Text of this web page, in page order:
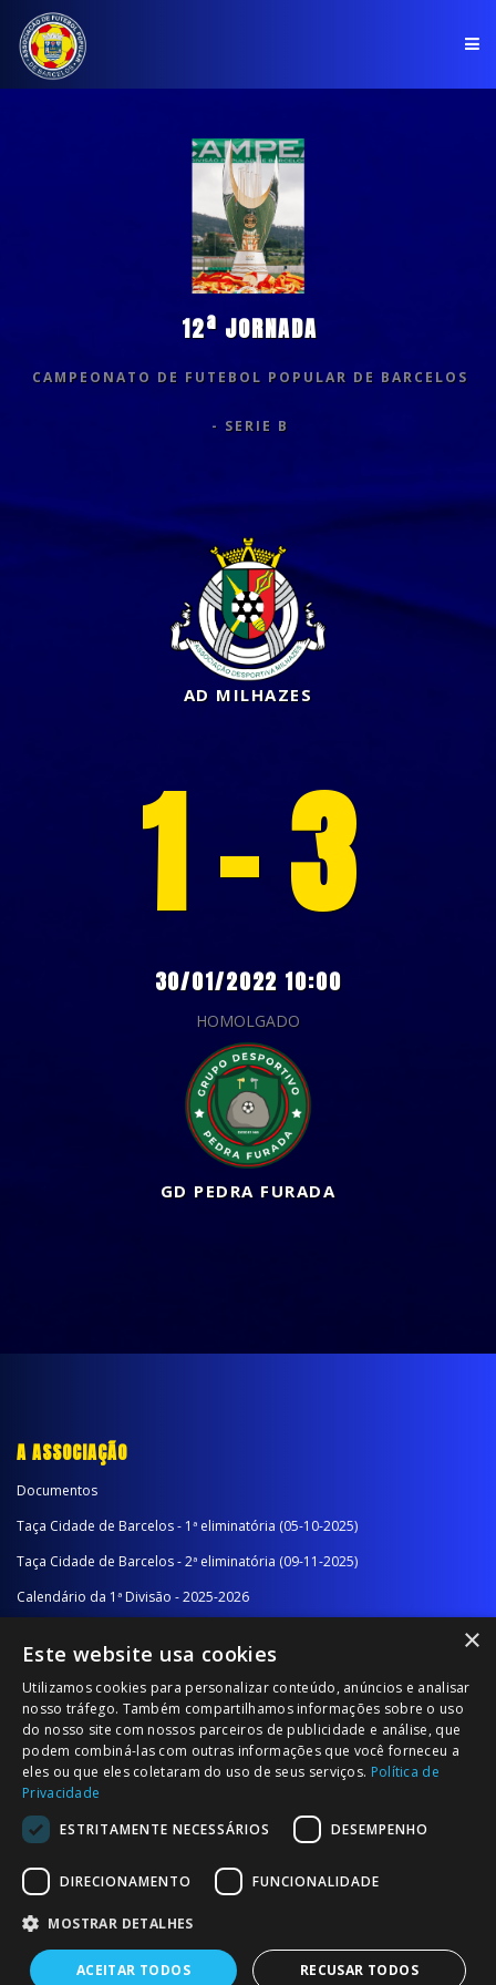
CLUBES
12ª JORNADA
CAMPEONATO DE FUTEBOL POPULAR DE BARCELOS
- SERIE B
AD MILHAZES
1 - 3
30/01/2022 10:00
HOMOLGADO
GD PEDRA FURADA
A ASSOCIAÇÃO
Documentos
Taça Cidade de Barcelos - 1ª eliminatória (05-10-2025)
Taça Cidade de Barcelos - 2ª eliminatória (09-11-2025)
Calendário da 1ª Divisão - 2025-2026
Calendário da 2ª Divisão - Série B - 2025-2026
Calendário da Época
NOTÍCIAS/COMUNICADOS
Notícias
Comunicados
© 2026 Associação Futebol Popular Barcelos
×
Este website usa cookies
Utilizamos cookies para personalizar conteúdo, anúncios e analisar
nosso tráfego. Também compartilhamos informações sobre o uso
do nosso site com nossos parceiros de publicidade e análise, que
podem combiná-las com outras informações que você forneceu a
eles ou que eles coletaram do uso de seus serviços. Política de
Privacidade
ESTRITAMENTE NECESSÁRIOS
DESEMPENHO
DIRECIONAMENTO FUNCIONALIDADE
MOSTRAR DETALHES
ACEITAR TODOS RECUSAR TODOS